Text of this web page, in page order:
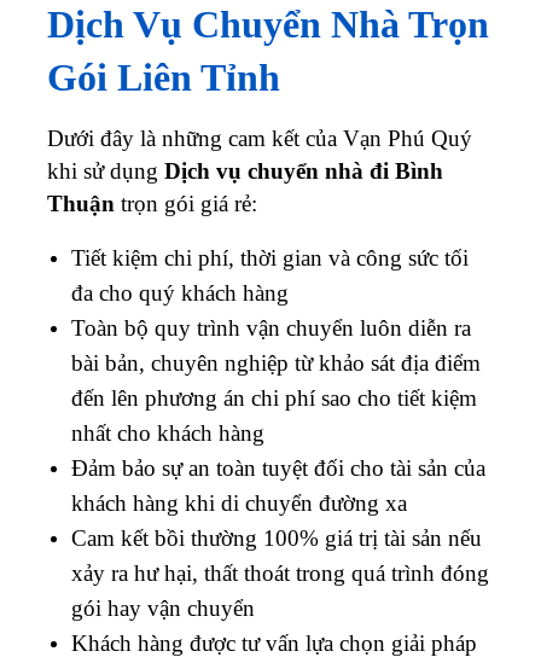
Dịch Vụ Chuyển Nhà Trọn
Gói Liên Tỉnh
Dưới đây là những cam kết của Vạn Phú Quý
khi sử dụng Dịch vụ chuyển nhà đi Bình
Thuận trọn gói giá rẻ:
Tiết kiệm chi phí, thời gian và công sức tối
đa cho quý khách hàng
Toàn bộ quy trình vận chuyển luôn diễn ra
bài bản, chuyên nghiệp từ khảo sát địa điểm
đến lên phương án chi phí sao cho tiết kiệm
nhất cho khách hàng
Đảm bảo sự an toàn tuyệt đối cho tài sản của
khách hàng khi di chuyển đường xa
Cam kết bồi thường 100% giá trị tài sản nếu
xảy ra hư hại, thất thoát trong quá trình đóng
gói hay vận chuyển
Khách hàng được tư vấn lựa chọn giải pháp